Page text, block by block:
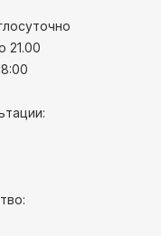
21.00